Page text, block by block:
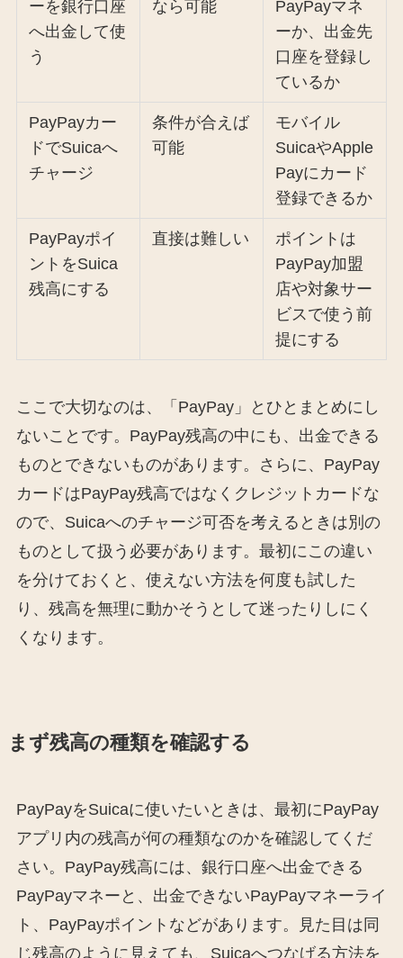
ーを銀行口座
へ出金して使
う
なら可能
PayPayマネ
ーか、出金先
口座を登録し
ているか
PayPayカー
ドでSuicaへ
チャージ
条件が合えば
可能
モバイル
SuicaやApple
Payにカード
登録できるか
PayPayポイ
ントをSuica
残高にする
直接は難しい
ポイントは
PayPay加盟
店や対象サー
ビスで使う前
提にする
ここで大切なのは、「PayPay」とひとまとめにし
ないことです。PayPay残高の中にも、出金できる
ものとできないものがあります。さらに、PayPay
カードはPayPay残高ではなくクレジットカードな
ので、Suicaへのチャージ可否を考えるときは別の
ものとして扱う必要があります。最初にこの違い
を分けておくと、使えない方法を何度も試した
り、残高を無理に動かそうとして迷ったりしにく
くなります。
まず残高の種類を確認する
PayPayをSuicaに使いたいときは、最初にPayPay
アプリ内の残高が何の種類なのかを確認してくだ
さい。PayPay残高には、銀行口座へ出金できる
PayPayマネーと、出金できないPayPayマネーライ
ト、PayPayポイントなどがあります。見た目は同
じ残高のように見えても、Suicaへつなげる方法を